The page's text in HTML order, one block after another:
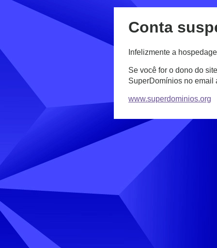
Conta
Infelizmente a
Se você for o dono do
SuperDomínios no email
www.superdominios.org